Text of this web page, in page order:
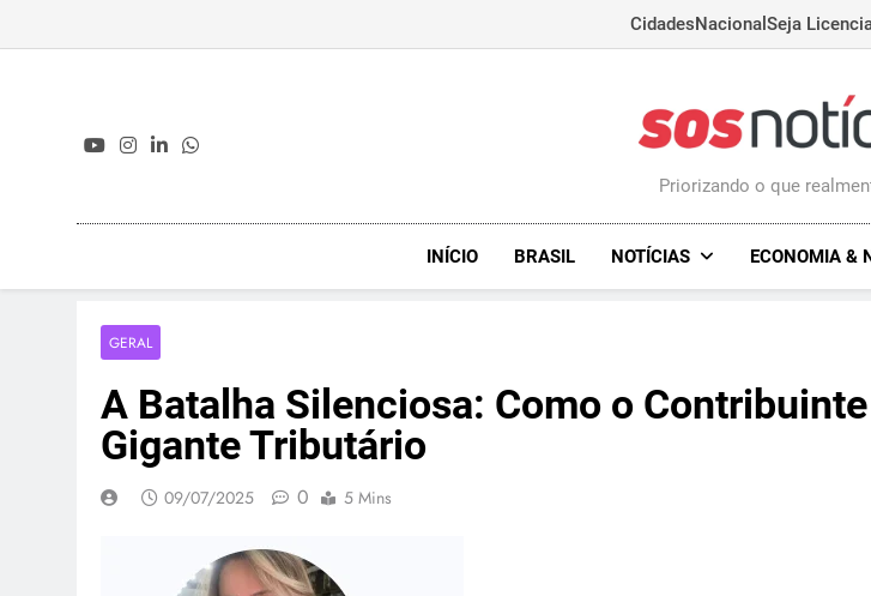
CidadesNacional Seja
Priorizando o que
INÍCIO BRASIL NOTÍCIAS ECONOMIA &
GERAL
A Batalha Silenciosa: Como o
Gigante Tributário
09/07/2025 0 5 Mins